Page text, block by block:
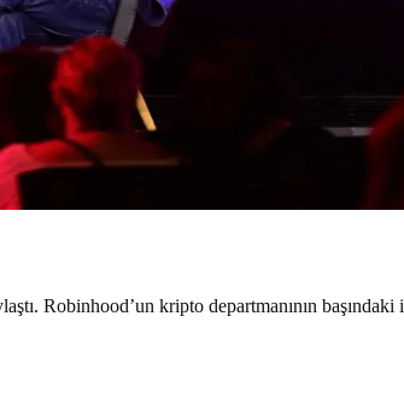
Robinhood’un kripto departmanının